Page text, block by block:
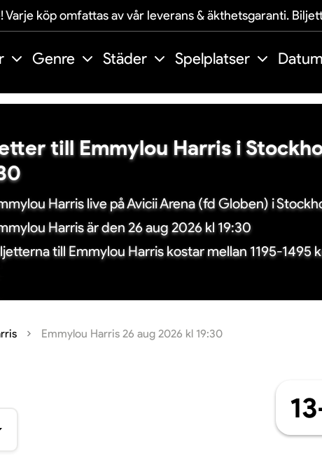
köp omfattas av vår leverans & äkthetsgaranti.
Genre Städer Spelplatser Datum
till Emmylou Harris i
Harris live på Avicii Arena (fd Globen) i
Harris är den 26 aug 2026 kl 19:30
till Emmylou Harris kostar mellan 1195-1495
Emmylou Harris 26 aug 2026 kl 19:30